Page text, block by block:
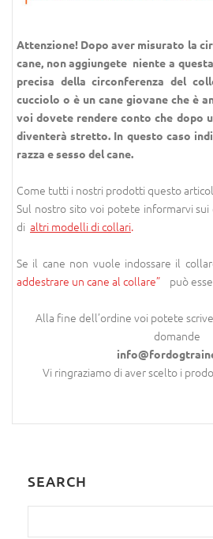
Attenzione! Dopo aver misurato la
cane, non aggiungete niente a
precisa della circonferenza del
cucciolo o è un cane giovane che è
voi dovete rendere conto che dopo
diventerà stretto. In questo caso
razza e sesso del cane.
Come tutti i nostri prodotti questo
Sul nostro sito voi potete informarvi
di altri modelli di collari.
Se il cane non vuole indossare il
addestrare un cane al collare”
può
Alla fine dell’ordine voi potete
domande
Vi ringraziamo di aver scelto i
SEARCH